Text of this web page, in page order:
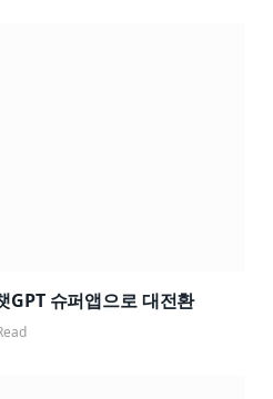
GPT 슈퍼앱으로 대전환